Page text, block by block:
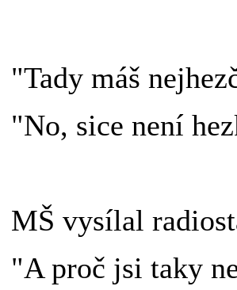
"Tady máš
"No, sice není
MŠ vysílal
"A proč jsi taky